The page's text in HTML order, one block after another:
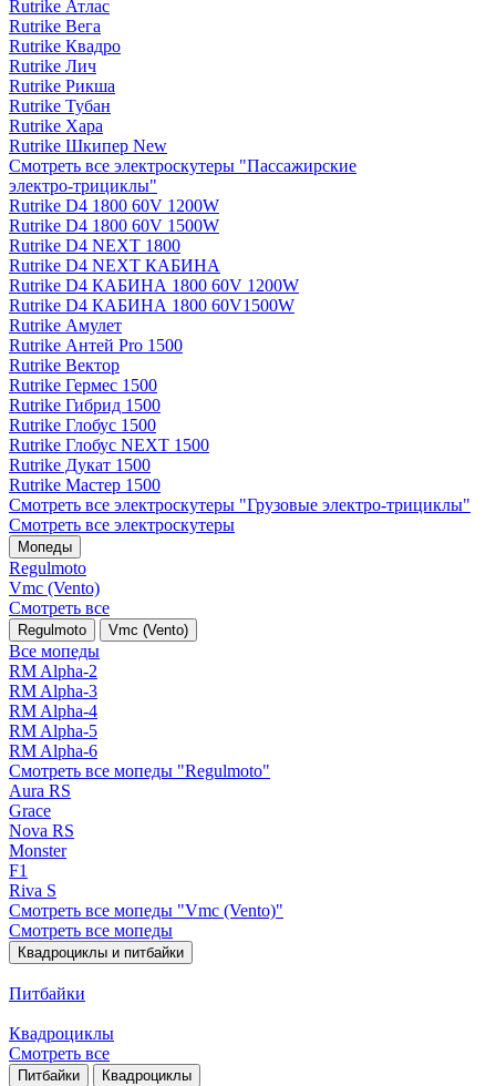
Rutrike Атлас
Rutrike Вега
Rutrike Квадро
Rutrike Лич
Rutrike Рикша
Rutrike Тубан
Rutrike Хара
Rutrike Шкипер New
Смотреть все электро­скутеры "Пассажирские
электро‑трициклы"
Rutrike D4 1800 60V 1200W
Rutrike D4 1800 60V 1500W
Rutrike D4 NEXT 1800
Rutrike D4 NEXT КАБИНА
Rutrike D4 КАБИНА 1800 60V 1200W
Rutrike D4 КАБИНА 1800 60V1500W
Rutrike Амулет
Rutrike Антей Pro 1500
Rutrike Вектор
Rutrike Гермес 1500
Rutrike Гибрид 1500
Rutrike Глобус 1500
Rutrike Глобус NEXT 1500
Rutrike Дукат 1500
Rutrike Мастер 1500
Смотреть все электро­скутеры "Грузовые электро‑трициклы"
Смотреть все электро­скутеры
Мопеды
Regulmoto
Vmc (Vento)
Смотреть все
Regulmoto Vmc (Vento)
Все мопеды
RM Alpha-2
RM Alpha-3
RM Alpha-4
RM Alpha-5
RM Alpha-6
Смотреть все мопеды "Regulmoto"
Aura RS
Grace
Nova RS
Monster
F1
Riva S
Смотреть все мопеды "Vmc (Vento)"
Смотреть все мопеды
Квадроциклы и питбайки
Питбайки
Квадроциклы
Смотреть все
Питбайки Квадроциклы